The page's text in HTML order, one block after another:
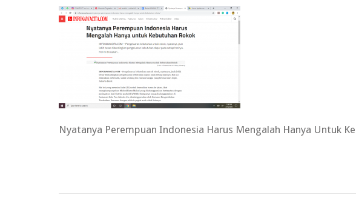
Nyatanya Perempuan Indonesia Harus Mengalah Hanya Untuk